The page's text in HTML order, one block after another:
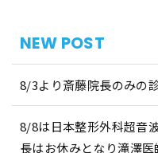
NEW POST
8/3より斎藤院長のみの
8/8は日本整形外科超音
長はお休みとなり滝澤